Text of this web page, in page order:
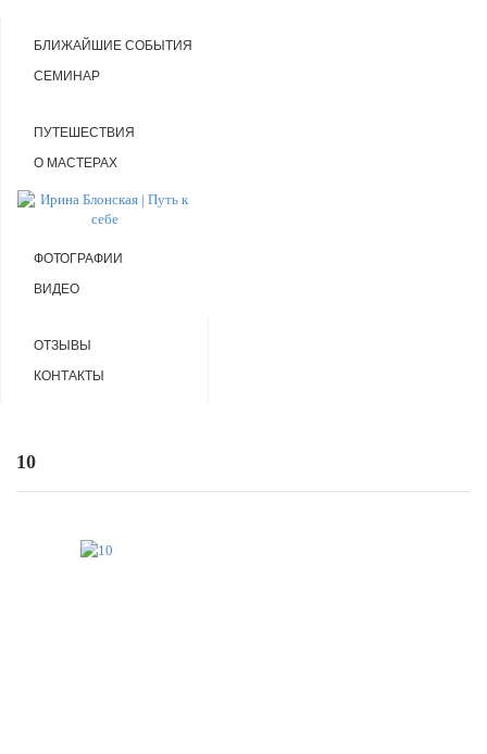
БЛИЖАЙШИЕ СОБЫТИЯ
СЕМИНАР
ПУТЕШЕСТВИЯ
О МАСТЕРАХ
ФОТОГРАФИИ
ВИДЕО
ОТЗЫВЫ
КОНТАКТЫ
10